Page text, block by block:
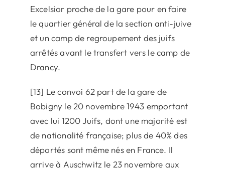
Excelsior proche de la gare pour en faire
le quartier général de la section anti-juive
et un camp de regroupement des juifs
arrêtés avant le transfert vers le camp de
Drancy.
[13] Le convoi 62 part de la gare de
Bobigny le 20 novembre 1943 emportant
avec lui 1200 Juifs, dont une majorité est
de nationalité française; plus de 40% des
déportés sont même nés en France. Il
arrive à Auschwitz le 23 novembre aux